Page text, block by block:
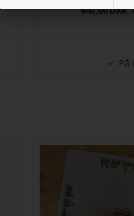
640,00DKK
På